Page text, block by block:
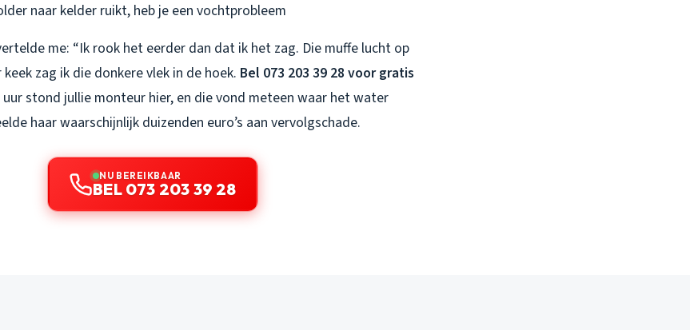
naar kelder ruikt, heb je een vochtprobleem
me: “Ik rook het eerder dan dat ik het zag. Die muffe lucht op
zag ik die donkere vlek in de hoek. Bel 073 203 39 28 voor gratis
uur stond jullie monteur hier, en die vond meteen waar het water
haar waarschijnlijk duizenden euro’s aan vervolgschade.
NU BEREIKBAAR
BEL 073 203 39 28